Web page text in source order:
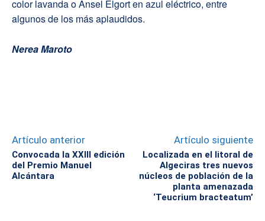
color lavanda o Ansel Elgort en azul eléctrico, entre
algunos de los más aplaudidos.
Nerea Maroto
Artículo anterior
Convocada la XXIII edición
del Premio Manuel
Alcántara
Artículo siguiente
Localizada en el litoral de
Algeciras tres nuevos
núcleos de población de la
planta amenazada
‘Teucrium bracteatum’